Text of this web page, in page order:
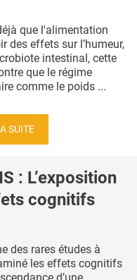
que l'alimentation
des effets sur l’humeur,
intestinal, cette
que le régime
comme le poids ...
SUITE
: L’exposition
cognitifs
des rares études à
les effets cognitifs